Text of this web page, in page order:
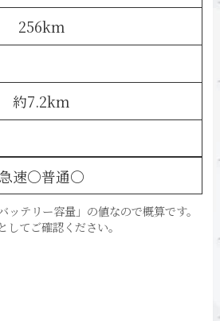
256km
約7.2km
急速〇普通〇
テリー容量」の値なので概算です。
してご確認ください。